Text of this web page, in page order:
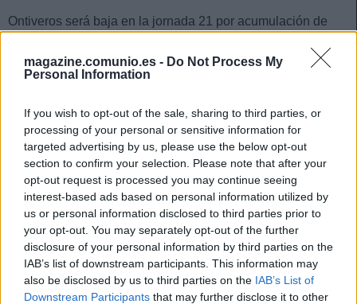
magazine.comunio.es - Do Not Process My
Personal Information
If you wish to opt-out of the sale, sharing to third parties, or
processing of your personal or sensitive information for
targeted advertising by us, please use the below opt-out
section to confirm your selection. Please note that after your
opt-out request is processed you may continue seeing
interest-based ads based on personal information utilized by
us or personal information disclosed to third parties prior to
your opt-out. You may separately opt-out of the further
disclosure of your personal information by third parties on the
IAB’s list of downstream participants. This information may
also be disclosed by us to third parties on the IAB’s List of
Downstream Participants that may further disclose it to other
Ontiveros será baja en la jornada 21 por acumulación de
de jugar, pero parece que Escriche, Sergio Gómez o Borja
García están delante suya en las preferencias de Pacheta.
¡A pujar! Jugadores rentables tras la jornada 20
Los partidos del sábado de la
jornada 20 nos dejaron un buen
puñado de jugadores que pueden
ser rentables a partir de ahora
como Joaquín, Isak o Hazard. ¡A
pujar!
Fernando Pacheco (Alavés, portero, 3.210.000)